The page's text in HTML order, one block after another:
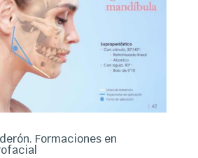
Formaciones en